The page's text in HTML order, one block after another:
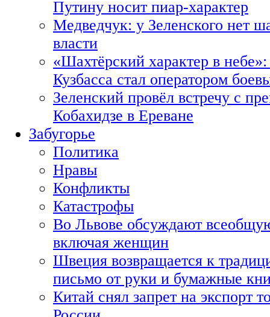
Путину носит пиар-характер
Медведчук: у Зеленского нет
власти
«Шахтёрский характер в
Кузбасса стал оператором
Зеленский провёл встречу с
Кобахидзе в Ереване
Забугорье
Политика
Нравы
Конфликты
Катастрофы
Во Львове обсуждают
включая женщин
Швеция возвращается к
письмо от руки и бумажные
Китай снял запрет на экспорт